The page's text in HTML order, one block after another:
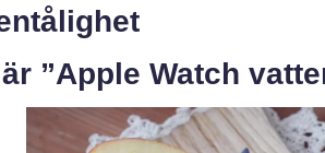
”Apple Watch